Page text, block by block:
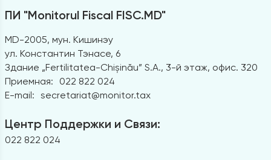
ПИ "Monitorul Fiscal FISC.MD"
MD-2005, мун. Кишинэу
ул. Константин Тэнасе, 6
Здание „Fertilitatea-Chișinău” S.A., 3-й этаж, офис. 320
Приемная:
022 822 024
E-mail: secretariat@monitor.tax
Центр Поддержки и Связи:
022 822 024